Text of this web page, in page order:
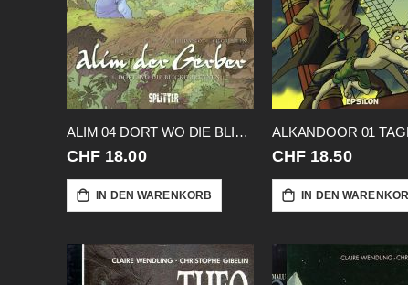
ALIM 04 DORT WO DIE BLICKE GLUEHEN
CHF 18.00
IN DEN WARENKORB
CHF 18.50
IN DEN